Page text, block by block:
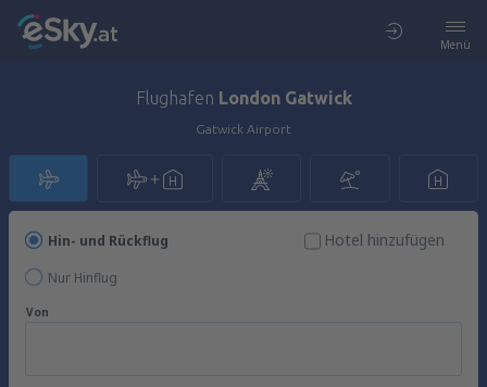
Menü
Flughafen London Gatwick
Gatwick Airport
Hin- und Rückflug
Nur Hinflug
Hotel hinzufügen
Von